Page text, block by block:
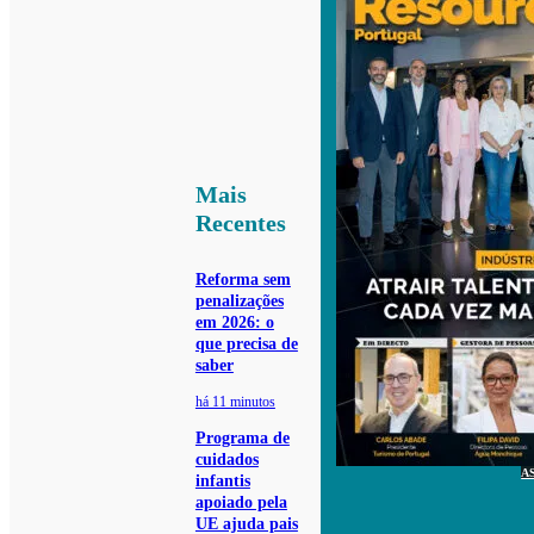
Mais
Recentes
Reforma sem
penalizações
em 2026: o
que precisa de
saber
há 11 minutos
Programa de
cuidados
infantis
apoiado pela
UE ajuda pais